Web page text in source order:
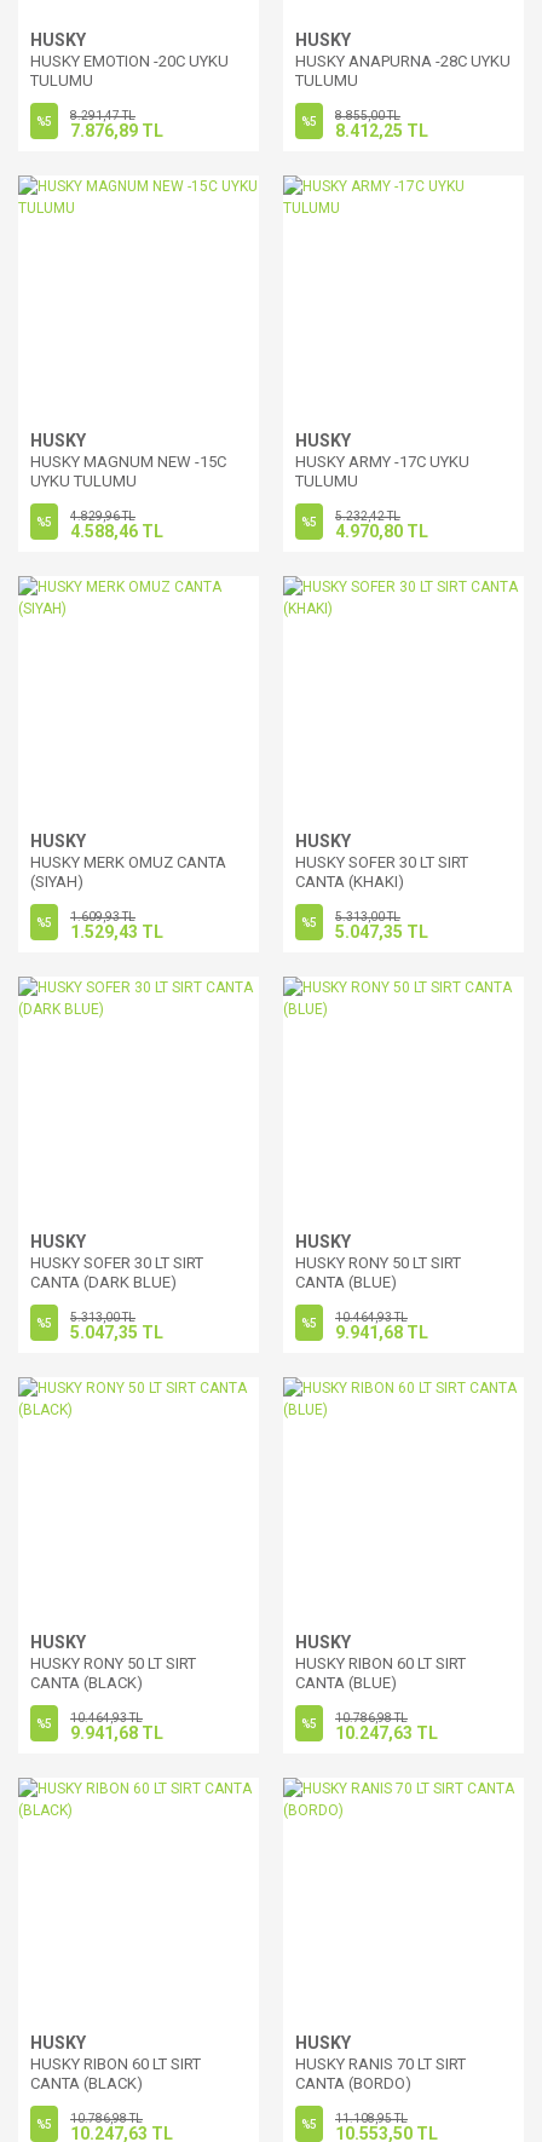
HUSKY
HUSKY EMOTION -20C UYKU
TULUMU
%5 8.291,47 TL
7.876,89 TL
HUSKY
HUSKY ANAPURNA -28C UYKU
TULUMU
%5 8.855,00 TL
8.412,25 TL
HUSKY
HUSKY MAGNUM NEW -15C
UYKU TULUMU
%5 4.829,96 TL
4.588,46 TL
HUSKY
HUSKY ARMY -17C UYKU
TULUMU
%5 5.232,42 TL
4.970,80 TL
HUSKY
HUSKY MERK OMUZ CANTA
(SIYAH)
%5 1.609,93 TL
1.529,43 TL
HUSKY
HUSKY SOFER 30 LT SIRT
CANTA (KHAKI)
%5 5.313,00 TL
5.047,35 TL
HUSKY
HUSKY SOFER 30 LT SIRT
CANTA (DARK BLUE)
%5 5.313,00 TL
5.047,35 TL
HUSKY
HUSKY RONY 50 LT SIRT
CANTA (BLUE)
%5 10.464,93 TL
9.941,68 TL
HUSKY
HUSKY RONY 50 LT SIRT
CANTA (BLACK)
%5 10.464,93 TL
9.941,68 TL
HUSKY
HUSKY RIBON 60 LT SIRT
CANTA (BLUE)
%5 10.786,98 TL
10.247,63 TL
HUSKY
HUSKY RIBON 60 LT SIRT
CANTA (BLACK)
%5 10.786,98 TL
10.247,63 TL
HUSKY
HUSKY RANIS 70 LT SIRT
CANTA (BORDO)
%5 11.108,95 TL
10.553,50 TL